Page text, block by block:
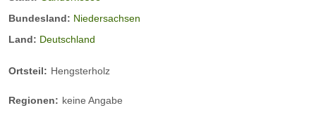
Bundesland: Niedersachsen
Land: Deutschland
Ortsteil: Hengsterholz
Regionen: keine Angabe